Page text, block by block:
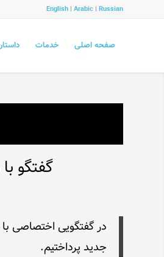
English | Arabic | Russian
صفحه اصلی خدمات
گفتگو
در گفتگویی اختصاصی
جدید پرداختیم.